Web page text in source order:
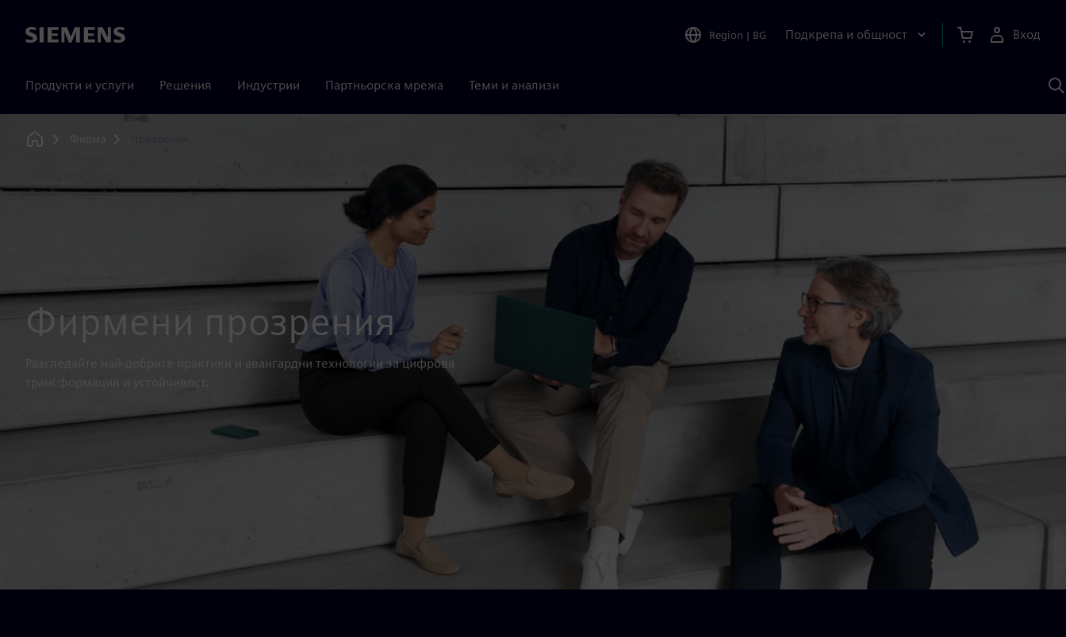
Siemens Region | BG Подкрепа и общност Вход
Продукти и услуги Решения Индустрии Партньорска мрежа Теми и анализи
с
Home
Фирма
Фирмени прозрения
Разгледайте най-добрите практики и авангардни технологии за цифрова
трансформация и устойчивост.